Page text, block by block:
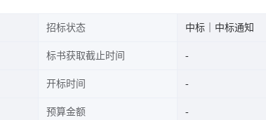
招标状态 中标｜中标通知
标书获取截止时间
开标时间
预算金额